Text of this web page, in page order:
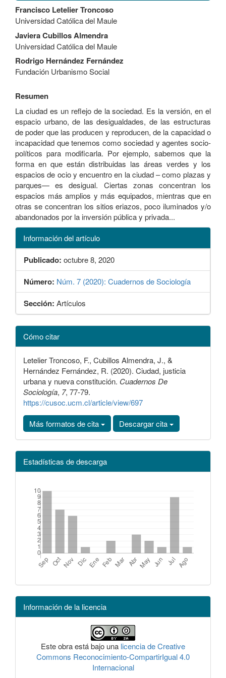
Contenido
principal
del
artículo
Francisco Letelier Troncoso
Universidad Católica del Maule
Javiera Cubillos Almendra
Universidad Católica del Maule
Rodrigo Hernández Fernández
Fundación Urbanismo Social
Resumen
La ciudad es un reflejo de la sociedad. Es la versión, en el
espacio urbano, de las desigualdades, de las estructuras
de poder que las producen y reproducen, de la capacidad o
incapacidad que tenemos como sociedad y agentes socio-
políticos para modificarla. Por ejemplo, sabemos que la
forma en que están distribuidas las áreas verdes y los
espacios de ocio y encuentro en la ciudad – como plazas y
parques— es desigual. Ciertas zonas concentran los
espacios más amplios y más equipados, mientras que en
otras se concentran los sitios eriazos, poco iluminados y/o
abandonados por la inversión pública y privada...
Información del artículo
Publicado: octubre 8, 2020
Número: Núm. 7 (2020): Cuadernos de Sociología
Sección: Artículos
Detalles
del
artículo
Cómo citar
Letelier Troncoso, F., Cubillos Almendra, J., &
Hernández Fernández, R. (2020). Ciudad, justicia
urbana y nueva constitución. Cuadernos De
Sociología, 7, 77-79.
https://cusoc.ucm.cl/article/view/697
Más formatos de cita
Descargar cita
Estadísticas de descarga
Información de la licencia
Este obra está bajo una licencia de Creative
Commons Reconocimiento-CompartirIgual 4.0
Internacional